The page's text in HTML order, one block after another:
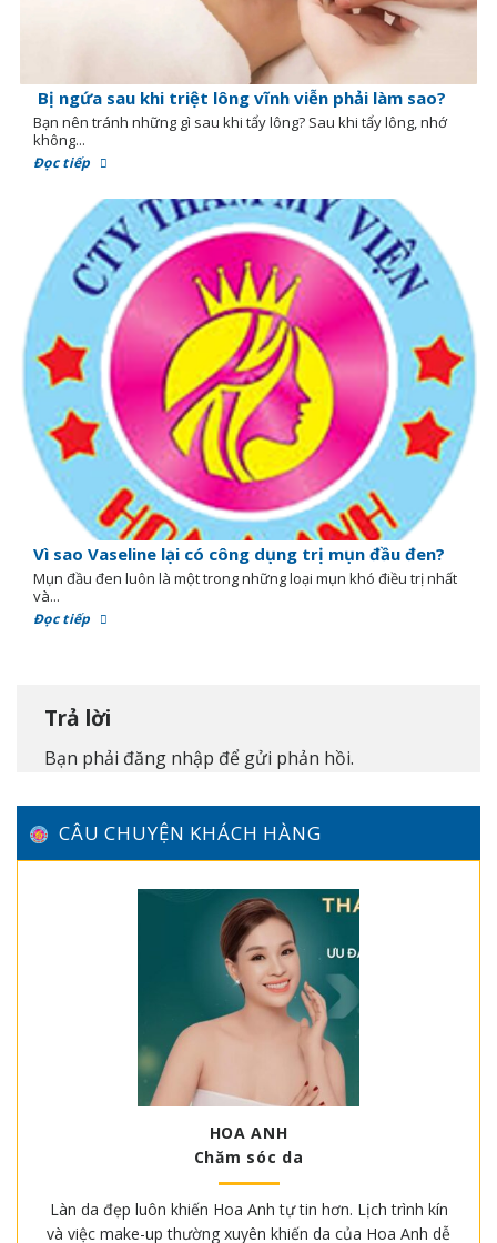
Bị ngứa sau khi triệt lông vĩnh viễn phải làm sao?
Bạn nên tránh những gì sau khi tẩy lông? Sau khi tẩy lông, nhớ
không...
Đọc tiếp
Vì sao Vaseline lại có công dụng trị mụn đầu đen?
Mụn đầu đen luôn là một trong những loại mụn khó điều trị nhất
và...
Đọc tiếp
Trả lời
Bạn phải đăng nhập để gửi phản hồi.
CÂU CHUYỆN KHÁCH HÀNG
HOA ANH
Chăm sóc da
Làn da đẹp luôn khiến Hoa Anh tự tin hơn. Lịch trình kín
và việc make-up thường xuyên khiến da của Hoa Anh dễ